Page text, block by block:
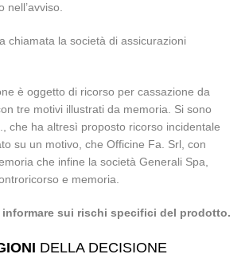
chiamata la società di assicurazioni
è oggetto di ricorso per cassazione da
tre motivi illustrati da memoria. Si sono
che ha altresì proposto ricorso incidentale
su un motivo, che Officine Fa. Srl, con
che infine la società Generali Spa,
e memoria.
informare sui rischi specifici del prodotto.
DELLA DECISIONE